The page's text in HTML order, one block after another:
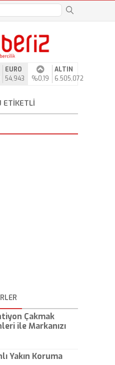
EURO
54,943
%0,19
ALTIN
6.505,072
ETIKETLI
Çakmak
ile Markanızı
Yakın Koruma